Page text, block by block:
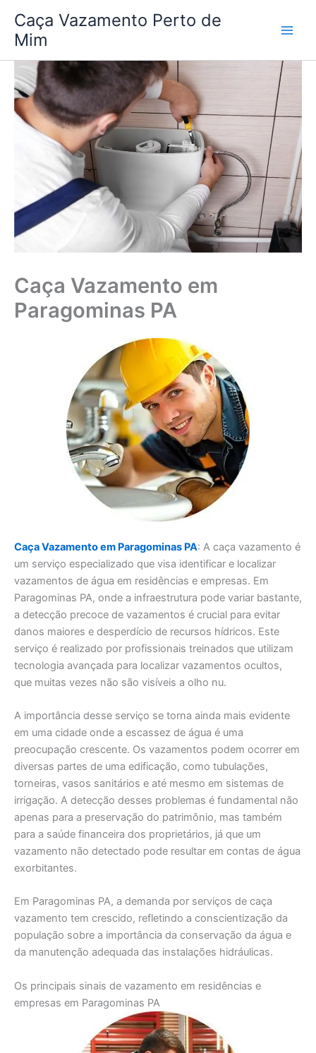
para
conteúdo
Caça Vazamento Perto de
Mim
Caça Vazamento em
Paragominas PA
Caça Vazamento em Paragominas PA: A caça vazamento é
um serviço especializado que visa identificar e localizar
vazamentos de água em residências e empresas. Em
Paragominas PA, onde a infraestrutura pode variar bastante,
a detecção precoce de vazamentos é crucial para evitar
danos maiores e desperdício de recursos hídricos. Este
serviço é realizado por profissionais treinados que utilizam
tecnologia avançada para localizar vazamentos ocultos,
que muitas vezes não são visíveis a olho nu.
A importância desse serviço se torna ainda mais evidente
em uma cidade onde a escassez de água é uma
preocupação crescente. Os vazamentos podem ocorrer em
diversas partes de uma edificação, como tubulações,
torneiras, vasos sanitários e até mesmo em sistemas de
irrigação. A detecção desses problemas é fundamental não
apenas para a preservação do patrimônio, mas também
para a saúde financeira dos proprietários, já que um
vazamento não detectado pode resultar em contas de água
exorbitantes.
Em Paragominas PA, a demanda por serviços de caça
vazamento tem crescido, refletindo a conscientização da
população sobre a importância da conservação da água e
da manutenção adequada das instalações hidráulicas.
Os principais sinais de vazamento em residências e
empresas em Paragominas PA